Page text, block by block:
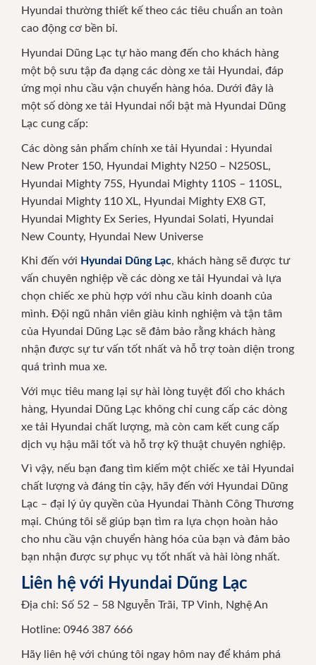
Hyundai thường thiết kế theo các tiêu chuẩn an toàn
cao động cơ bền bỉ.
Hyundai Dũng Lạc tự hào mang đến cho khách hàng
một bộ sưu tập đa dạng các dòng xe tải Hyundai, đáp
ứng mọi nhu cầu vận chuyển hàng hóa. Dưới đây là
một số dòng xe tải Hyundai nổi bật mà Hyundai Dũng
Lạc cung cấp:
Các dòng sản phẩm chính xe tải Hyundai : Hyundai
New Proter 150, Hyundai Mighty N250 – N250SL,
Hyundai Mighty 75S, Hyundai Mighty 110S – 110SL,
Hyundai Mighty 110 XL, Hyundai Mighty EX8 GT,
Hyundai Mighty Ex Series, Hyundai Solati, Hyundai
New County, Hyundai New Universe
Khi đến với Hyundai Dũng Lạc, khách hàng sẽ được tư
vấn chuyên nghiệp về các dòng xe tải Hyundai và lựa
chọn chiếc xe phù hợp với nhu cầu kinh doanh của
mình. Đội ngũ nhân viên giàu kinh nghiệm và tận tâm
của Hyundai Dũng Lạc sẽ đảm bảo rằng khách hàng
nhận được sự tư vấn tốt nhất và hỗ trợ toàn diện trong
quá trình mua xe.
Với mục tiêu mang lại sự hài lòng tuyệt đối cho khách
hàng, Hyundai Dũng Lạc không chỉ cung cấp các dòng
xe tải Hyundai chất lượng, mà còn cam kết cung cấp
dịch vụ hậu mãi tốt và hỗ trợ kỹ thuật chuyên nghiệp.
Vì vậy, nếu bạn đang tìm kiếm một chiếc xe tải Hyundai
chất lượng và đáng tin cậy, hãy đến với Hyundai Dũng
Lạc – đại lý ủy quyền của Hyundai Thành Công Thương
mại. Chúng tôi sẽ giúp bạn tìm ra lựa chọn hoàn hảo
cho nhu cầu vận chuyển hàng hóa của bạn và đảm bảo
bạn nhận được sự phục vụ tốt nhất và hài lòng nhất.
Liên hệ với Hyundai Dũng Lạc
Địa chỉ: Số 52 – 58 Nguyễn Trãi, TP Vinh, Nghệ An
Hotline: 0946 387 666
Hãy liên hệ với chúng tôi ngay hôm nay để khám phá